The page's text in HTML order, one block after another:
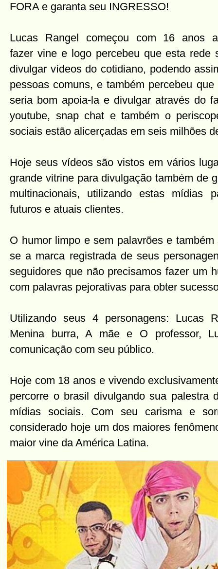
FORA e garanta seu INGRESSO!
Lucas Rangel começou com 16 anos a
fazer vine e logo percebeu que esta rede
divulgar vídeos do cotidiano, podendo
pessoas comuns, e também percebeu
seria bom apoia-la e divulgar através do
youtube, snap chat e também o
sociais estão alicerçadas em seis milhões
Hoje seus vídeos são vistos em vários
grande vitrine para divulgação também de
multinacionais, utilizando estas mídias
futuros e atuais clientes.
O humor limpo e sem palavrões e
se a marca registrada de seus
seguidores que não precisamos fazer um
com palavras pejorativas para obter
Utilizando seus 4 personagens: Lucas
Menina burra, A mãe e O professor,
comunicação com seu público.
Hoje com 18 anos e vivendo
percorre o brasil divulgando sua palestra
mídias sociais. Com seu carisma e
considerado hoje um dos maiores
maior vine da América Latina.